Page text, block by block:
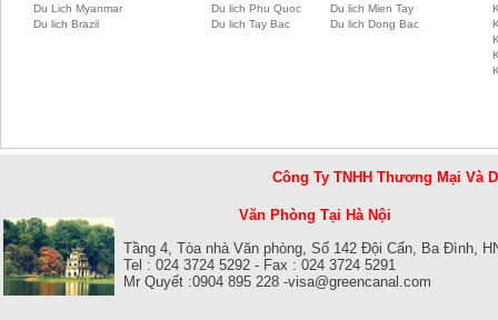
Du Lich Myanmar
Du lich Brazil
Du lich Phu Quoc
Du lich Mien Tay
Du lich Tay Bac
Du lich Dong Bac
Công Ty TNHH Thương Mại Và
Văn Phòng Tại Hà Nội
Tầng 4, Tòa nhà Văn phòng, Số 142 Đội Cấn, Ba Đình,
Tel : 024 3724 5292 - Fax : 024 3724 5291
Mr Quyết :0904 895 228 -visa@greencanal.com